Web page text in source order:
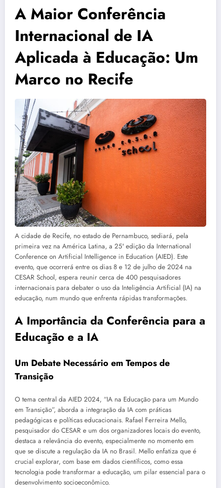
A Maior Conferência
Internacional de IA
Aplicada à Educação: Um
Marco no Recife
A cidade de Recife, no estado de Pernambuco, sediará, pela
primeira vez na América Latina, a 25ª edição da International
Conference on Artificial Intelligence in Education (AIED). Este
evento, que ocorrerá entre os dias 8 e 12 de julho de 2024 na
CESAR School, espera reunir cerca de 400 pesquisadores
internacionais para debater o uso da Inteligência Artificial (IA) na
educação, num mundo que enfrenta rápidas transformações.
A Importância da Conferência para a
Educação e a IA
Um Debate Necessário em Tempos de
Transição
O tema central da AIED 2024, “IA na Educação para um Mundo
em Transição”, aborda a integração da IA com práticas
pedagógicas e políticas educacionais. Rafael Ferreira Mello,
pesquisador do CESAR e um dos organizadores locais do evento,
destaca a relevância do evento, especialmente no momento em
que se discute a regulação da IA no Brasil. Mello enfatiza que é
crucial explorar, com base em dados científicos, como essa
tecnologia pode transformar a educação, um pilar essencial para o
desenvolvimento socioeconômico.